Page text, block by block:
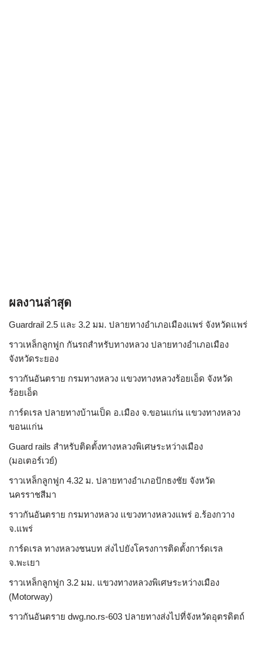
ผลงานล่าสุด
Guardrail 2.5 และ 3.2 มม. ปลายทางอำเภอเมืองแพร่ จังหวัดแพร่
ราวเหล็กลูกฟูก กันรถสําหรับทางหลวง ปลายทางอำเภอเมือง
จังหวัดระยอง
ราวกันอันตราย กรมทางหลวง แขวงทางหลวงร้อยเอ็ด จังหวัด
ร้อยเอ็ด
การ์ดเรล ปลายทางบ้านเป็ด อ.เมือง จ.ขอนแก่น แขวงทางหลวง
ขอนแก่น
Guard rails สำหรับติดตั้งทางหลวงพิเศษระหว่างเมือง
(มอเตอร์เวย์)
ราวเหล็กลูกฟูก 4.32 ม. ปลายทางอำเภอปักธงชัย จังหวัด
นครราชสีมา
ราวกันอันตราย กรมทางหลวง แขวงทางหลวงแพร่ อ.ร้องกวาง
จ.แพร่
การ์ดเรล ทางหลวงชนบท ส่งไปยังโครงการติดตั้งการ์ดเรล
จ.พะเยา
ราวเหล็กลูกฟูก 3.2 มม. แขวงทางหลวงพิเศษระหว่างเมือง
(Motorway)
ราวกันอันตราย dwg.no.rs-603 ปลายทางส่งไปที่จังหวัดอุตรดิตถ์